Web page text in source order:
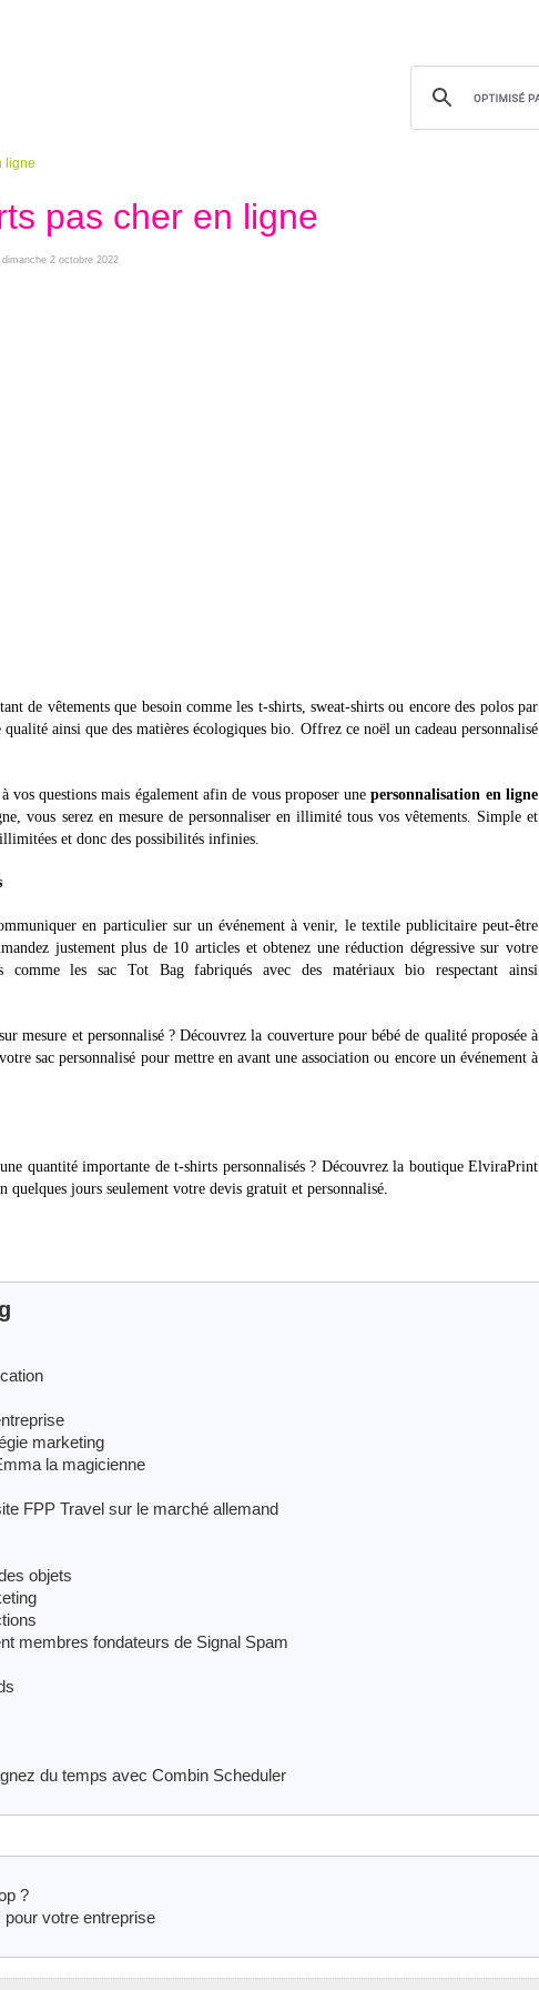
ligne
pas cher en ligne
dimanche 2 octobre 2022
de vêtements que besoin comme les t-shirts, sweat-shirts ou encore des polos par
ainsi que des matières écologiques bio. Offrez ce noël un cadeau personnalisé
vos questions mais également afin de vous proposer unepersonnalisation en ligne
vous serez en mesure de personnaliser en illimité tous vos vêtements. Simple et
et donc des possibilités infinies.
en particulier sur un événement à venir, le textile publicitaire peut-être
justement plus de 10 articles et obtenez une réduction dégressive sur votre
comme les sac Tot Bag fabriqués avec des matériaux bio respectant ainsi
mesure et personnalisé ? Découvrez la couverture pour bébé de qualité proposée à
sac personnalisé pour mettre en avant une association ou encore un événement à
quantité importante de t-shirts personnalisés ? Découvrez la boutique ElviraPrint
quelques jours seulement votre devis gratuit et personnalisé.
marketing
la magicienne
FPP Travel sur le marché allemand
objets
membres fondateurs de Signal Spam
du temps avec Combin Scheduler
?
votre entreprise